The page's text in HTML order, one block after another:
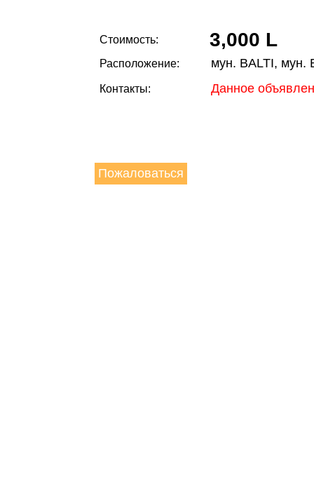
Стоимость: 3,000 L
Расположение: мун. BALTI, мун.
Контакты: Данное
Пожаловаться